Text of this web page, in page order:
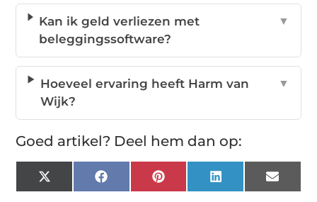
Kan ik geld verliezen met
beleggingssoftware?
▼
Hoeveel ervaring heeft Harm van
Wijk?
▼
Goed artikel? Deel hem dan op:
X
(Twitter)
FacebookPinterest LinkedIn Email